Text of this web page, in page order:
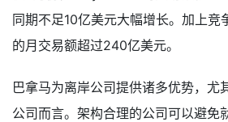
同期不足10亿美元大幅增长。加上竞
的月交易额超过240亿美元。
巴拿马为离岸公司提供诸多优势，尤
公司而言。架构合理的公司可以避免